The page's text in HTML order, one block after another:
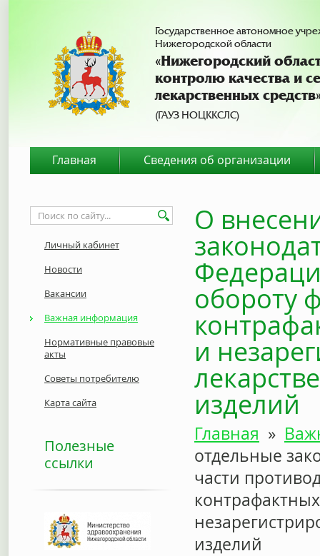
О
обороту
и
изделий
Главная »
отдельные
части
изделий
Личный кабинет
Новости
Вакансии
Важная информация
Нормативные правовые
акты
Советы потребителю
Карта сайта
Полезные
ссылки
Государственное автономное
Нижегородской области
«Нижегородский
контролю качества и
лекарственных
(ГАУЗ НОЦККСЛС)
Главная Сведения об организации